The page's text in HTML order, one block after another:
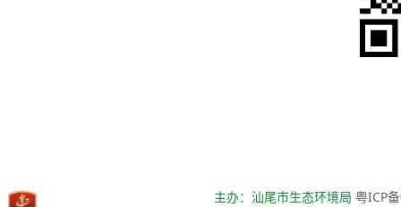
主办：汕尾市生态环境局粤ICP